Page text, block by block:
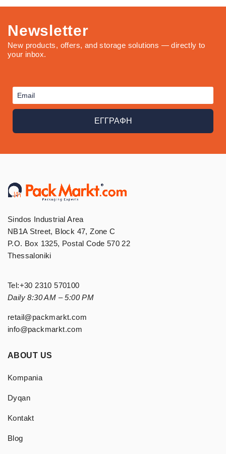
Newsletter
New products, offers, and storage solutions — directly to
your inbox.
ΕΓΓΡΑΦΗ
Sindos Industrial Area
NB1A Street, Block 47, Zone C
P.O. Box 1325, Postal Code 570 22
Thessaloniki
Tel:+30 2310 570100
Daily 8:30 AM – 5:00 PM
retail@packmarkt.com
info@packmarkt.com
ABOUT US
Kompania
Dyqan
Kontakt
Blog